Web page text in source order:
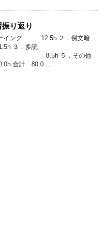
り返り
ーイング 12.5h ２．例文暗
３．多読
聴 8.5h ５．その他
計 80.0 …